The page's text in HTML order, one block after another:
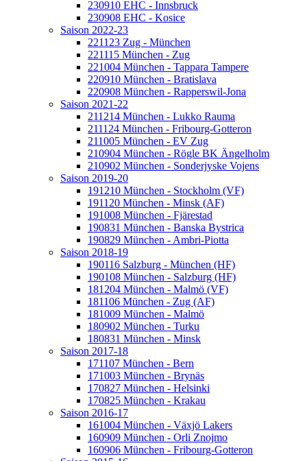
230910 EHC - Innsbruck
230908 EHC - Kosice
Saison 2022-23
221123 Zug - München
221115 München - Zug
221004 München - Tappara Tampere
220910 München - Bratislava
220908 München - Rapperswil-Jona
Saison 2021-22
211214 München - Lukko Rauma
211124 München - Fribourg-Gotteron
211005 München - EV Zug
210904 München - Rögle BK Ängelholm
210902 München - Sonderjyske Vojens
Saison 2019-20
191210 München - Stockholm (VF)
191120 München - Minsk (AF)
191008 München - Fjärestad
190831 München - Banska Bystrica
190829 München - Ambri-Piotta
Saison 2018-19
190116 Salzburg - München (HF)
190108 München - Salzburg (HF)
181204 München - Malmö (VF)
181106 München - Zug (AF)
181009 München - Malmö
180902 München - Turku
180831 München - Minsk
Saison 2017-18
171107 München - Bern
171003 München - Brynäs
170827 München - Helsinki
170825 München - Krakau
Saison 2016-17
161004 München - Växjö Lakers
160909 München - Orli Znojmo
160906 München - Fribourg-Gotteron